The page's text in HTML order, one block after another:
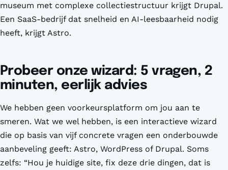
museum met complexe collectiestructuur krijgt Drupal.
Een SaaS-bedrijf dat snelheid en AI-leesbaarheid nodig
heeft, krijgt Astro.
Probeer onze wizard: 5 vragen, 2
minuten, eerlijk advies
We hebben geen voorkeursplatform om jou aan te
smeren. Wat we wel hebben, is een interactieve wizard
die op basis van vijf concrete vragen een onderbouwde
aanbeveling geeft: Astro, WordPress of Drupal. Soms
zelfs: “Hou je huidige site, fix deze drie dingen, dat is